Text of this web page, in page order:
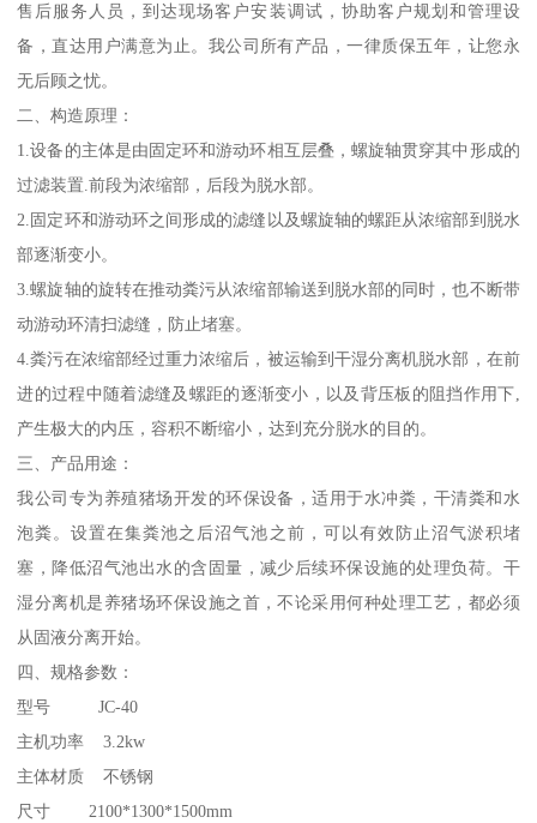
售后服务人员，到达现场客户安装调试，协助客户规划和管理设
备，直达用户满意为止。我公司所有产品，一律质保五年，让您永
无后顾之忧。
二、构造原理：
1.设备的主体是由固定环和游动环相互层叠，螺旋轴贯穿其中形成的
过滤装置.前段为浓缩部，后段为脱水部。
2.固定环和游动环之间形成的滤缝以及螺旋轴的螺距从浓缩部到脱水
部逐渐变小。
3.螺旋轴的旋转在推动粪污从浓缩部输送到脱水部的同时，也不断带
动游动环清扫滤缝，防止堵塞。
4.粪污在浓缩部经过重力浓缩后，被运输到干湿分离机脱水部，在前
进的过程中随着滤缝及螺距的逐渐变小，以及背压板的阻挡作用下,
产生极大的内压，容积不断缩小，达到充分脱水的目的。
三、产品用途：
我公司专为养殖猪场开发的环保设备，适用于水冲粪，干清粪和水
泡粪。设置在集粪池之后沼气池之前，可以有效防止沼气淤积堵
塞，降低沼气池出水的含固量，减少后续环保设施的处理负荷。干
湿分离机是养猪场环保设施之首，不论采用何种处理工艺，都必须
从固液分离开始。
四、规格参数：
型号 JC-40
主机功率 3.2kw
主体材质 不锈钢
尺寸 2100*1300*1500mm